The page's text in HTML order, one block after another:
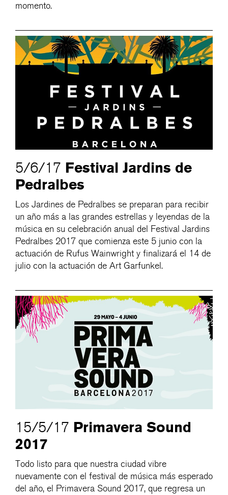
momento.
5/6/17 Festival Jardins de
Pedralbes
Los Jardines de Pedralbes se preparan para recibir
un año más a las grandes estrellas y leyendas de la
música en su celebración anual del Festival Jardins
Pedralbes 2017 que comienza este 5 junio con la
actuación de Rufus Wainwright y finalizará el 14 de
julio con la actuación de Art Garfunkel.
15/5/17 Primavera Sound
2017
Todo listo para que nuestra ciudad vibre
nuevamente con el festival de música más esperado
del año, el Primavera Sound 2017, que regresa un